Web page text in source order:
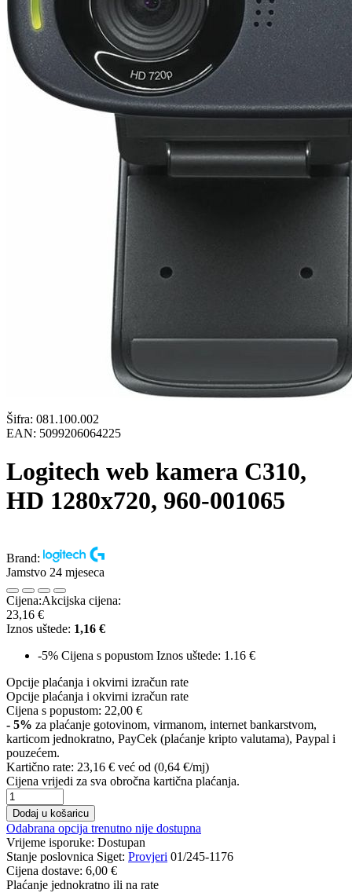
Šifra: 081.100.002
EAN: 5099206064225
Logitech web kamera C310,
HD 1280x720, 960-001065
Brand:
Jamstvo 24 mjeseca
Cijena:Akcijska cijena:
23,16 €
Iznos uštede: 1,16 €
-5% Cijena s popustom Iznos uštede: 1.16 €
Opcije plaćanja i okvirni izračun rate
Opcije plaćanja i okvirni izračun rate
Cijena s popustom: 22,00 €
- 5% za plaćanje gotovinom, virmanom, internet bankarstvom,
karticom jednokratno, PayCek (plaćanje kripto valutama), Paypal i
pouzećem.
Kartično rate: 23,16 € već od (0,64 €/mj)
Cijena vrijedi za sva obročna kartična plaćanja.
Dodaj u košaricu
Odabrana opcija trenutno nije dostupna
Vrijeme isporuke: Dostupan
Stanje poslovnica Siget: Provjeri 01/245-1176
Cijena dostave: 6,00 €
Plaćanje jednokratno ili na rate